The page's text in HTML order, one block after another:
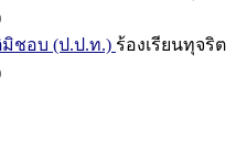
ชอบ (ป.ป.ท.) ร้องเรียนทุจริต